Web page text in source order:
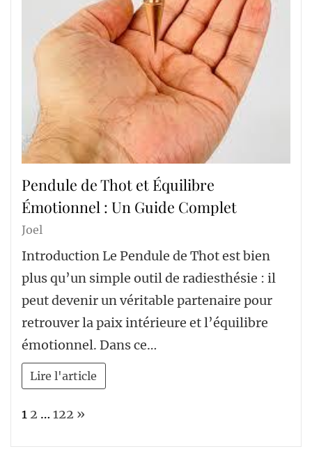
Pendule de Thot et Équilibre
Émotionnel : Un Guide Complet
Joel
Introduction Le Pendule de Thot est bien
plus qu’un simple outil de radiesthésie : il
peut devenir un véritable partenaire pour
retrouver la paix intérieure et l’équilibre
émotionnel. Dans ce…
Lire l'article
Page:
1 2 … 122 Next
»